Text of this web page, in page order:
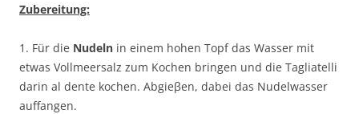
Zubereitung:
1. Für die Nudeln in einem hohen Topf das Wasser mit
etwas Vollmeersalz zum Kochen bringen und die Tagliatelli
darin al dente kochen. Abgieβen, dabei das Nudelwasser
auffangen.